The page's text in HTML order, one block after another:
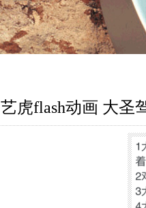
艺虎flash动画 大